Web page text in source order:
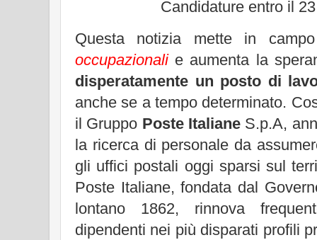
Candidature entro il
Questa notizia mette in
occupazionalie aumenta la
disperatamente un posto di
anche se a tempo determinato.
il Gruppo Poste Italiane S.p.A,
la ricerca di personale da
gli uffici postali oggi sparsi sul
Poste Italiane, fondata dal
lontano 1862, rinnova
dipendenti nei più disparati profili